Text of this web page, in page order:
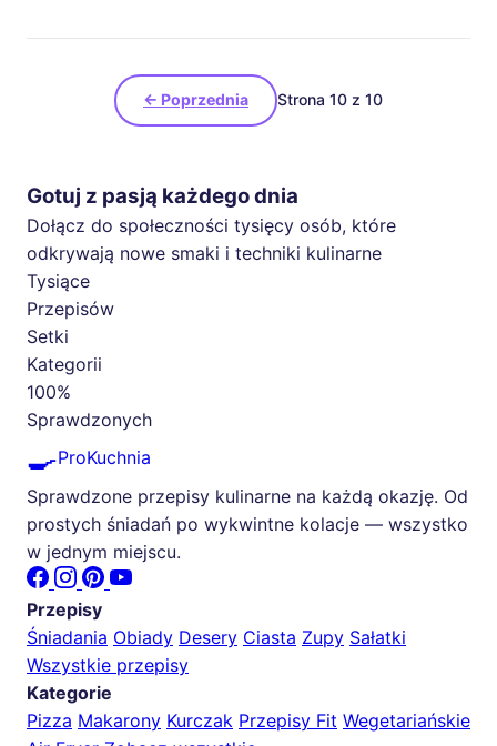
← Poprzednia Strona 10 z 10
Gotuj z pasją każdego dnia
Dołącz do społeczności tysięcy osób, które
odkrywają nowe smaki i techniki kulinarne
Tysiące
Przepisów
Setki
Kategorii
100%
Sprawdzonych
🍳ProKuchnia
Sprawdzone przepisy kulinarne na każdą okazję. Od
prostych śniadań po wykwintne kolacje — wszystko
w jednym miejscu.
Przepisy
Śniadania Obiady Desery Ciasta Zupy Sałatki
Wszystkie przepisy
Kategorie
Pizza Makarony Kurczak Przepisy Fit Wegetariańskie